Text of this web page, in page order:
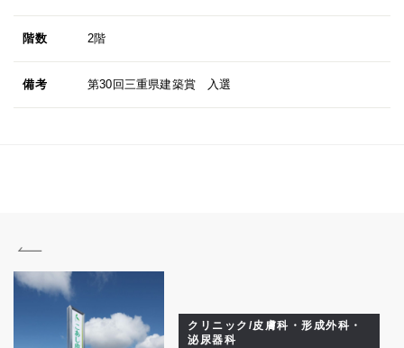
階数 2階
備考 第30回三重県建築賞 入選
クリニック/皮膚科・形成外科・
泌尿器科